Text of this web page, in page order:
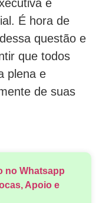
e
É hora de
questão e
que todos
plena e
de suas
no Whatsapp
Apoio e